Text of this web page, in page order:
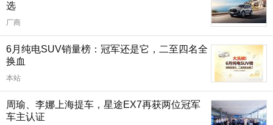
选
厂商
6月纯电SUV销量榜：冠军还是它，二至四名全
换血
本站
周瑜、李娜上海提车，星途EX7再获两位冠军
车主认证